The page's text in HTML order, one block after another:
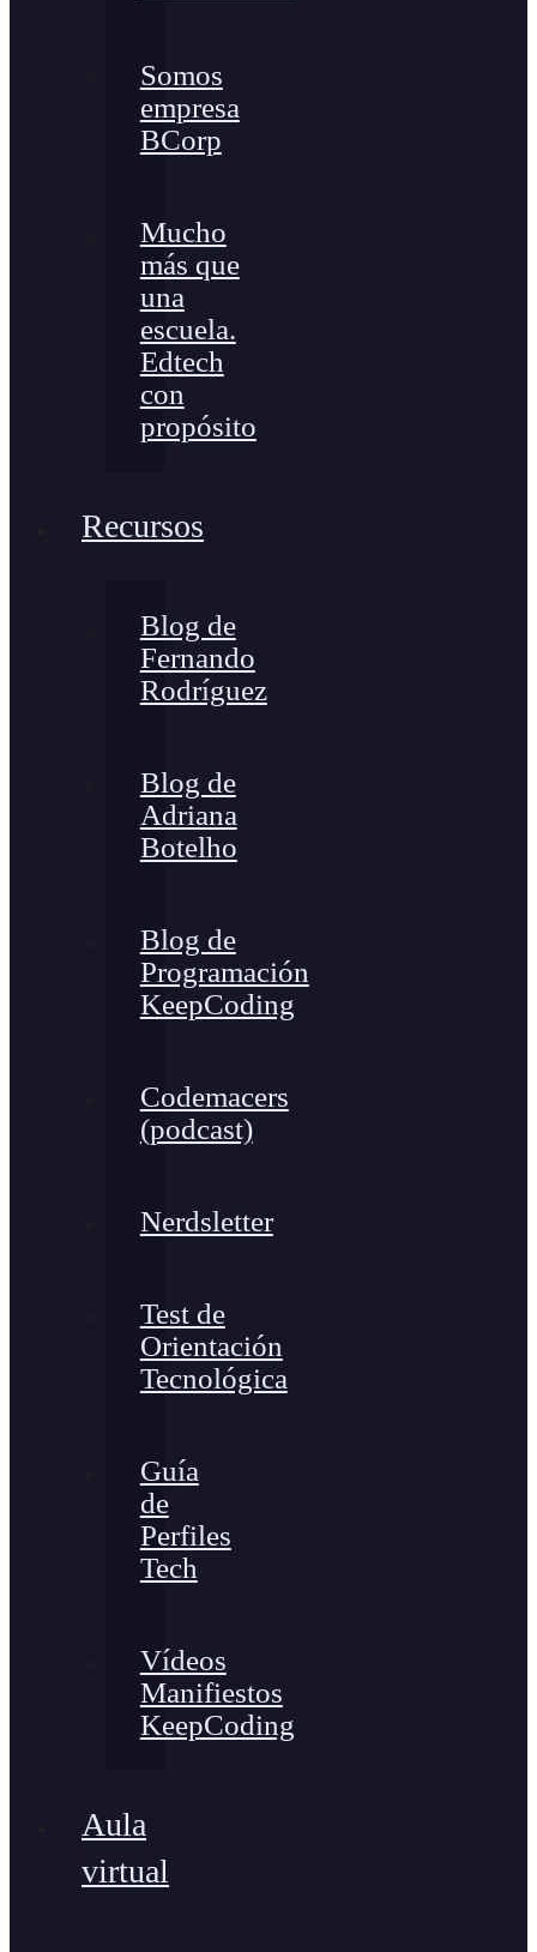
Somos
empresa
BCorp
Mucho
más que
una
escuela.
Edtech
con
propósito
Recursos
Blog de
Fernando
Rodríguez
Blog de
Adriana
Botelho
Blog de
Programación
KeepCoding
Codemacers
(podcast)
Nerdsletter
Test de
Orientación
Tecnológica
Guía
de
Perfiles
Tech
Vídeos
Manifiestos
KeepCoding
Aula
virtual